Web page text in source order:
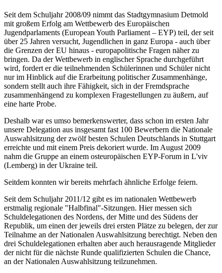
Seit dem Schuljahr 2008/09 nimmt das Stadtgymnasium Detmold
mit großem Erfolg am Wettbewerb des Europäischen
Jugendparlaments (European Youth Parliament – EYP) teil, der seit
über 25 Jahren versucht, Jugendlichen in ganz Europa - auch über
die Grenzen der EU hinaus - europapolitische Fragen näher zu
bringen. Da der Wettbewerb in englischer Sprache durchgeführt
wird, fordert er die teilnehmenden Schülerinnen und Schüler nicht
nur im Hinblick auf die Erarbeitung politischer Zusammenhänge,
sondern stellt auch ihre Fähigkeit, sich in der Fremdsprache
zusammenhängend zu komplexen Fragestellungen zu äußern, auf
eine harte Probe.
Deshalb war es umso bemerkenswerter, dass schon im ersten Jahr
unsere Delegation aus insgesamt fast 100 Bewerbern die Nationale
Auswahlsitzung der zwölf besten Schulen Deutschlands in Stuttgart
erreichte und mit einem Preis dekoriert wurde. Im August 2009
nahm die Gruppe an einem osteuropäischen EYP-Forum in L'viv
(Lemberg) in der Ukraine teil.
Seitdem konnten wir bereits mehrfach ähnliche Erfolge feiern.
Seit dem Schuljahr 2011/12 gibt es im nationalen Wettbewerb
erstmalig regionale "Halbfinal"-Sitzungen. Hier messen sich
Schuldelegationen des Nordens, der Mitte und des Südens der
Republik, um einen der jeweils drei ersten Plätze zu belegen, der zur
Teilnahme an der Nationalen Auswahlsitzung berechtigt. Neben den
drei Schuldelegationen erhalten aber auch herausragende Mitglieder
der nicht für die nächste Runde qualifizierten Schulen die Chance,
an der Nationalen Auswahlsitzung teilzunehmen.